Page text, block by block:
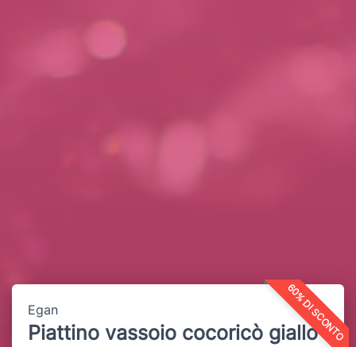
60% DI SCONTO
Egan
Piattino vassoio cocoricò giallo